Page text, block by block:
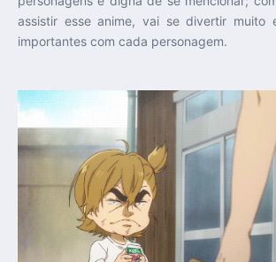
assistir esse anime, vai se divertir muito
importantes com cada personagem.